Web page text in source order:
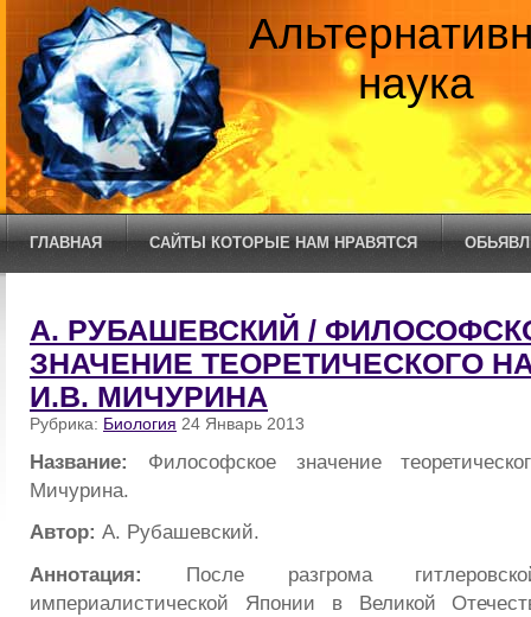
наука
ГЛАВНАЯ САЙТЫ КОТОРЫЕ НАМ НРАВЯТСЯ
А. РУБАШЕВСКИЙ /
ЗНАЧЕНИЕ ТЕОРЕТИЧЕСКОГО
И.В. МИЧУРИНА
Рубрика: Биология 24 Январь 2013
Название: Философское значение
Мичурина.
Автор: А. Рубашевский.
Аннотация: После разгрома
империалистической Японии в Великой